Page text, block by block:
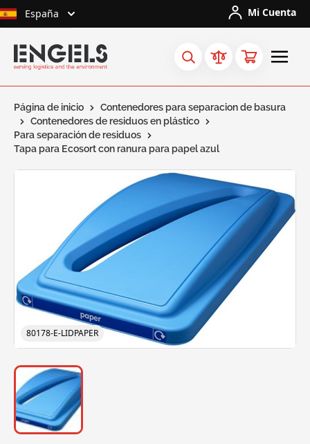
Ir al contenido
España Mi Cuenta
Página de inicio
Contenedores para separacion de basura
Contenedores de residuos en plástico
Para separación de residuos
Tapa para Ecosort con ranura para papel azul
80178-E-LIDPAPER